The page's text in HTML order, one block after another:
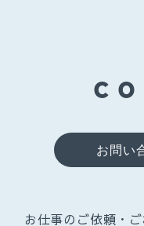
お問い
お仕事のご依頼・